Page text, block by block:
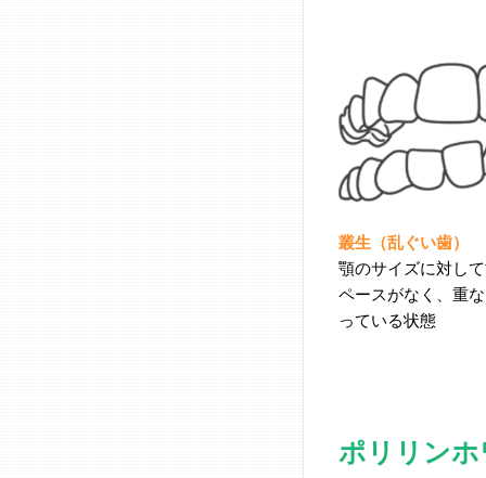
叢生（乱ぐい歯）
顎のサイズに対し
ペースがなく、重
っている状態
ポリリン